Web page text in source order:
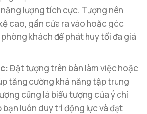
lượng tích cực. Tượng nên
cao, gần cửa ra vào hoặc góc
khách để phát huy tối đa giá
Đặt tượng trên bàn làm việc hoặc
tăng cường khả năng tập trung
cũng là biểu tượng của ý chí
bạn luôn duy trì động lực và đạt